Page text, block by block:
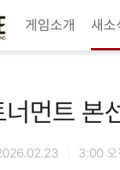
게임소개 새소
Game
Steam
먼트 본
3:00 오